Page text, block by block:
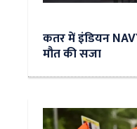
कतर में इंडियन
मौत की सजा